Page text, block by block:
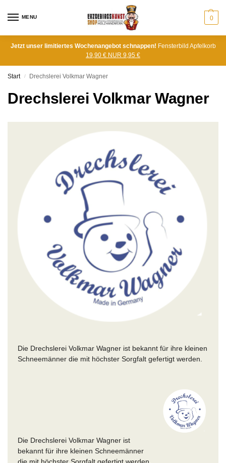
MENU 0
Jetzt unser limitiertes Wochenangebot schnappen! Fensterbild Apfelkorb
19,90 € NUR 9,95 €
Start / Drechslerei Volkmar Wagner
Drechslerei Volkmar Wagner
Die Drechslerei Volkmar Wagner ist bekannt für ihre kleinen
Schneemänner die mit höchster Sorgfalt gefertigt werden.
Die Drechslerei Volkmar Wagner ist
bekannt für ihre kleinen Schneemänner
die mit höchster Sorgfalt gefertigt werden.